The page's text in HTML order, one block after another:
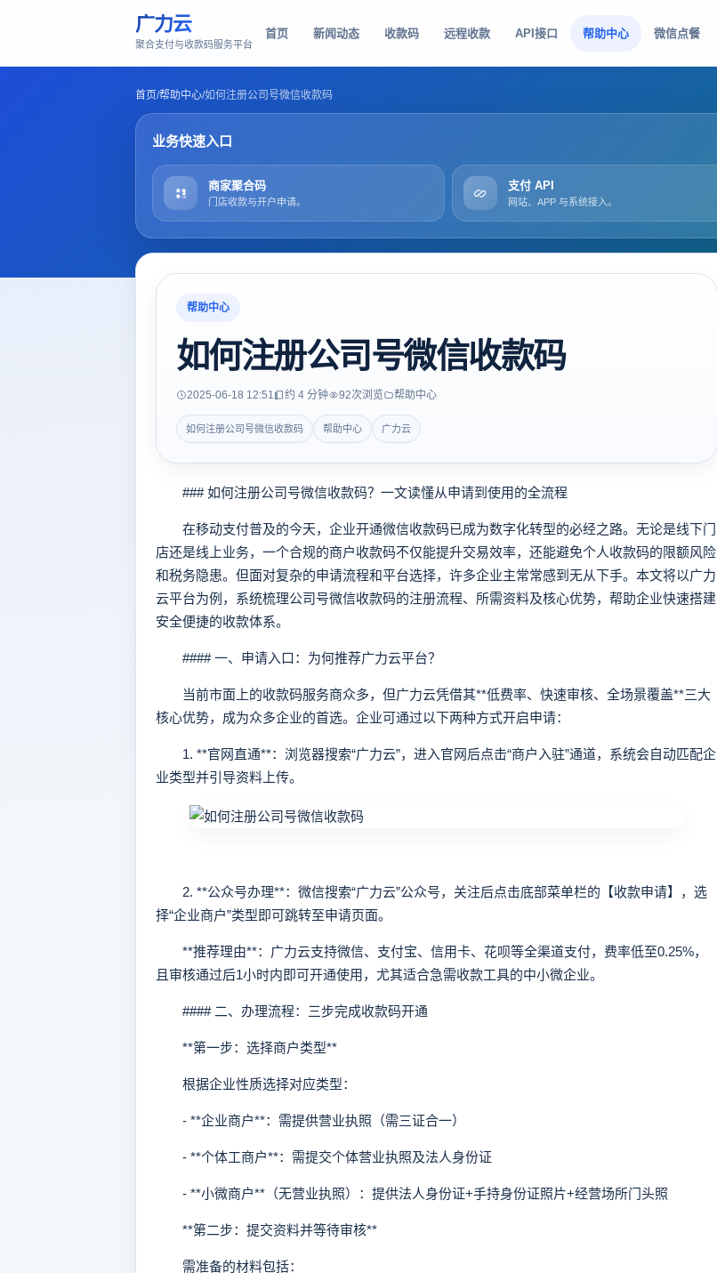
广力云
聚合支付与收款码服务平台
首页 新闻动态 收款码 远程收款 API接口 帮助中心 微信点餐
首页/帮助中心/如何注册公司号微信收款码
业务快速入口
商家聚合码
门店收款与开户申请。
支付 API
网站、APP 与系统接入。
帮助中心
如何注册公司号微信收款码
2025-06-18 12:51 约 4 分钟 92次浏览 帮助中心
如何注册公司号微信收款码 帮助中心 广力云
### 如何注册公司号微信收款码？一文读懂从申请到使用的全流程
在移动支付普及的今天，企业开通微信收款码已成为数字化转型的必经之路。无论是线下门
店还是线上业务，一个合规的商户收款码不仅能提升交易效率，还能避免个人收款码的限额风险
和税务隐患。但面对复杂的申请流程和平台选择，许多企业主常常感到无从下手。本文将以广力
云平台为例，系统梳理公司号微信收款码的注册流程、所需资料及核心优势，帮助企业快速搭建
安全便捷的收款体系。
#### 一、申请入口：为何推荐广力云平台？
当前市面上的收款码服务商众多，但广力云凭借其**低费率、快速审核、全场景覆盖**三大
核心优势，成为众多企业的首选。企业可通过以下两种方式开启申请：
1. **官网直通**：浏览器搜索“广力云”，进入官网后点击“商户入驻”通道，系统会自动匹配企
业类型并引导资料上传。
2. **公众号办理**：微信搜索“广力云”公众号，关注后点击底部菜单栏的【收款申请】，选
择“企业商户”类型即可跳转至申请页面。
**推荐理由**：广力云支持微信、支付宝、信用卡、花呗等全渠道支付，费率低至0.25%，
且审核通过后1小时内即可开通使用，尤其适合急需收款工具的中小微企业。
#### 二、办理流程：三步完成收款码开通
**第一步：选择商户类型**
根据企业性质选择对应类型：
- **企业商户**：需提供营业执照（需三证合一）
- **个体工商户**：需提交个体营业执照及法人身份证
- **小微商户**（无营业执照）：提供法人身份证+手持身份证照片+经营场所门头照
**第二步：提交资料并等待审核**
需准备的材料包括：